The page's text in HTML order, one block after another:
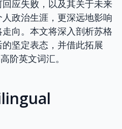
应失败，以及其关于未来
政治生涯，更深远地影响
向。本文将深入剖析苏格
坚定表态，并借此拓展
阶英文词汇。